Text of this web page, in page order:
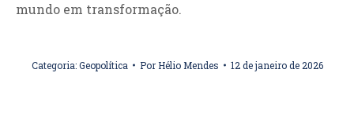
mundo em transformação.
Categoria:Geopolítica PorHélio Mendes 12 de janeiro de 2026